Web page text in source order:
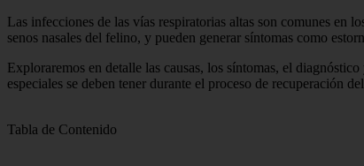
Las infecciones de las vías respiratorias altas son comunes en
senos nasales del felino, y pueden generar síntomas como
Exploraremos en detalle las causas, los síntomas, el
especiales se deben tener durante el proceso de recuperación
Tabla de Contenido